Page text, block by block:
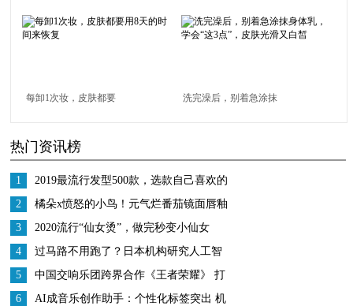
气烂番茄镜面唇釉 想要的棉服？这些好看
的款式或许正是你要的
每卸1次妆，皮肤都要 洗完澡后，别着急涂抹
热门资讯榜
1
2019最流行发型500款，选款自己喜欢的
美美跨年
2
橘朵x愤怒的小鸟！元气烂番茄镜面唇釉
3
2020流行“仙女烫”，做完秒变小仙女
4
过马路不用跑了？日本机构研究人工智
能指挥交通
5
中国交响乐团跨界合作《王者荣耀》 打
造中国数字文化IP
6
AI成音乐创作助手：个性化标签突出 机